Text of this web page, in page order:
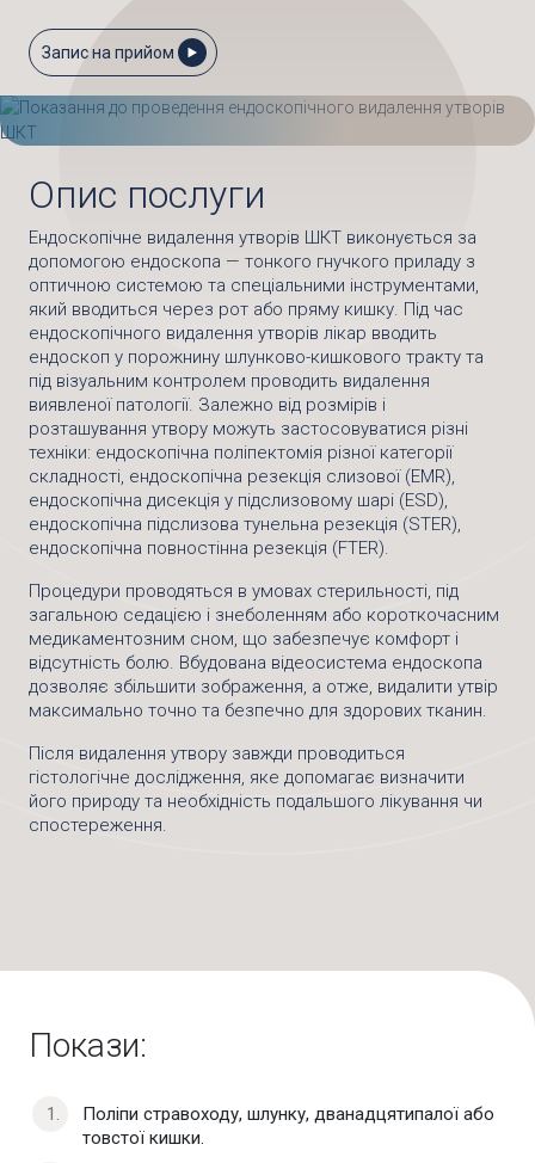
Запис на прийом
Опис послуги
Ендоскопічне видалення утворів ШКТ виконується за
допомогою ендоскопа — тонкого гнучкого приладу з
оптичною системою та спеціальними інструментами,
який вводиться через рот або пряму кишку. Під час
ендоскопічного видалення утворів лікар вводить
ендоскоп у порожнину шлунково-кишкового тракту та
під візуальним контролем проводить видалення
виявленої патології. Залежно від розмірів і
розташування утвору можуть застосовуватися різні
техніки: ендоскопічна поліпектомія різної категорії
складності, ендоскопічна резекція слизової (EMR),
ендоскопічна дисекція у підслизовому шарі (ESD),
ендоскопічна підслизова тунельна резекція (STER),
ендоскопічна повностінна резекція (FTER).
Процедури проводяться в умовах стерильності, під
загальною седацією і знеболенням або короткочасним
медикаментозним сном, що забезпечує комфорт і
відсутність болю. Вбудована відеосистема ендоскопа
дозволяє збільшити зображення, а отже, видалити утвір
максимально точно та безпечно для здорових тканин.
Після видалення утвору завжди проводиться
гістологічне дослідження, яке допомагає визначити
його природу та необхідність подальшого лікування чи
спостереження.
Покази:
Поліпи стравоходу, шлунку, дванадцятипалої або
товстої кишки.